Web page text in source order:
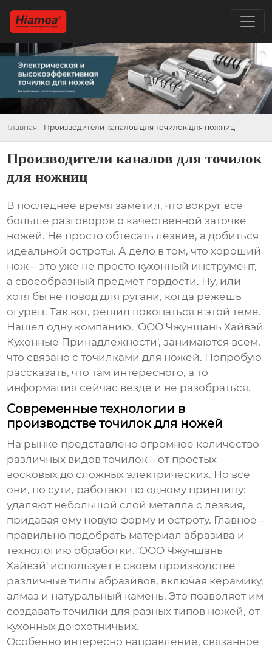
Главная - Производители каналов для точилок для ножниц
Производители каналов для точилок
для ножниц
В последнее время заметил, что вокруг все
больше разговоров о качественной заточке
ножей. Не просто обтесать лезвие, а добиться
идеальной остроты. А дело в том, что хороший
нож – это уже не просто кухонный инструмент,
а своеобразный предмет гордости. Ну, или
хотя бы не повод для ругани, когда режешь
огурец. Так вот, решил покопаться в этой теме.
Нашел одну компанию, 'ООО Чжуншань Хайвэй
Кухонные Принадлежности', занимаются всем,
что связано с точилками для ножей. Попробую
рассказать, что там интересного, а то
информация сейчас везде и не разобраться.
Современные технологии в
производстве точилок для ножей
На рынке представлено огромное количество
различных видов точилок – от простых
восковых до сложных электрических. Но все
они, по сути, работают по одному принципу:
удаляют небольшой слой металла с лезвия,
придавая ему новую форму и остроту. Главное –
правильно подобрать материал абразива и
технологию обработки. 'ООО Чжуншань
Хайвэй' использует в своем производстве
различные типы абразивов, включая керамику,
алмаз и натуральный камень. Это позволяет им
создавать точилки для разных типов ножей, от
кухонных до охотничьих.
Особенно интересно направление, связанное